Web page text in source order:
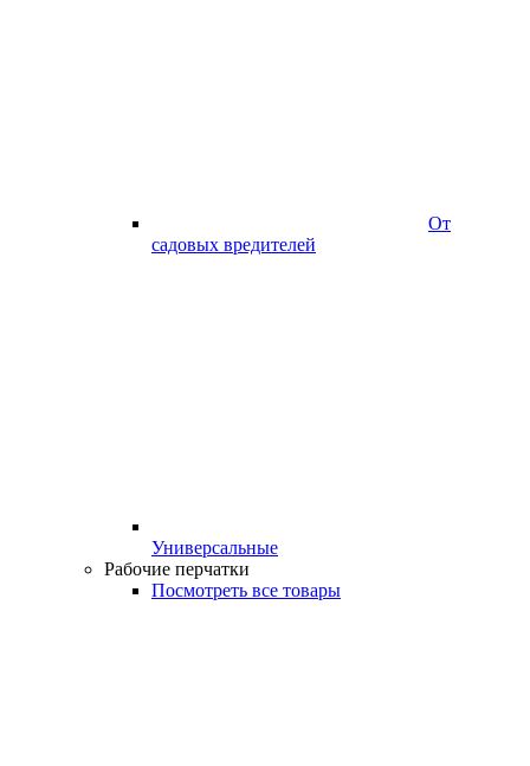
От
садовых вредителей
Универсальные
Рабочие перчатки
Посмотреть все товары